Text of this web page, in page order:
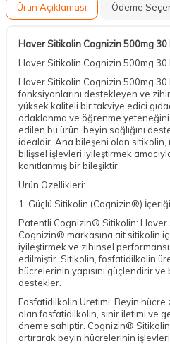
Ürün Açıklaması Ödeme
Haver Sitikolin Cognizin 500mg 30
Haver Sitikolin Cognizin 500mg 30
Haver Sitikolin Cognizin 500mg 30
fonksiyonlarını destekleyen ve
yüksek kaliteli bir takviye edici
odaklanma ve öğrenme
edilen bu ürün, beyin sağlığını
idealdir. Ana bileşeni olan sitikolin,
bilişsel işlevleri iyileştirmek
kanıtlanmış bir bileşiktir.
Ürün Özellikleri:
1. Güçlü Sitikolin (Cognizin®)
Patentli Cognizin® Sitikolin: Haver
Cognizin® markasına ait sitikolin
iyileştirmek ve zihinsel
edilmiştir. Sitikolin, fosfatidilkolin
hücrelerinin yapısını güçlendirir ve
destekler.
Fosfatidilkolin Üretimi: Beyin hücre
olan fosfatidilkolin, sinir iletimi ve
öneme sahiptir. Cognizin®
artırarak beyin hücrelerinin